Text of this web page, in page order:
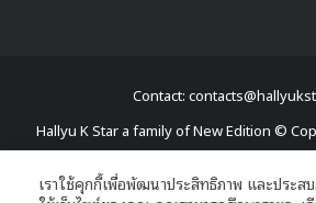
Contact:
Hallyu K Star a family of New Edition ©
เราใช้คุกกี้เพื่อพัฒนาประสิทธิภาพ และประ